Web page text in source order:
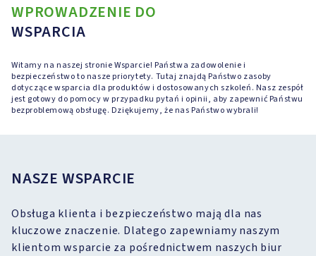
WPROWADZENIE DO
WSPARCIA
Witamy na naszej stronie Wsparcie! Państwa zadowolenie i
bezpieczeństwo to nasze priorytety. Tutaj znajdą Państwo zasoby
dotyczące wsparcia dla produktów i dostosowanych szkoleń. Nasz zespół
jest gotowy do pomocy w przypadku pytań i opinii, aby zapewnić Państwu
bezproblemową obsługę. Dziękujemy, że nas Państwo wybrali!
NASZE WSPARCIE
Obsługa klienta i bezpieczeństwo mają dla nas
kluczowe znaczenie. Dlatego zapewniamy naszym
klientom wsparcie za pośrednictwem naszych biur